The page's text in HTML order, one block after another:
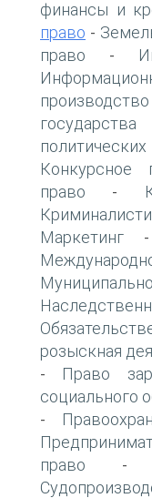
финансы и
право -
право -
производство
Конкурсное
право -
Маркетинг
розыскная
- Право
социального
-
право